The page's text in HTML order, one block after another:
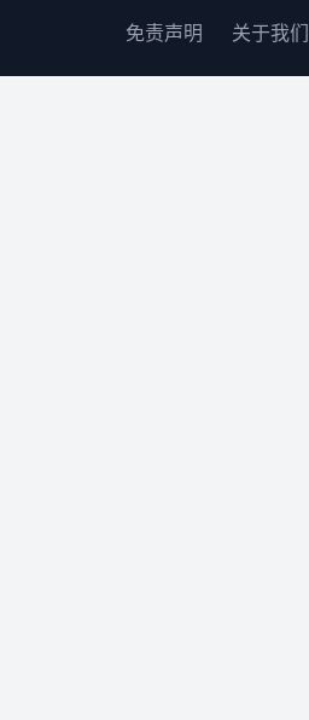
免责声明 关于我们